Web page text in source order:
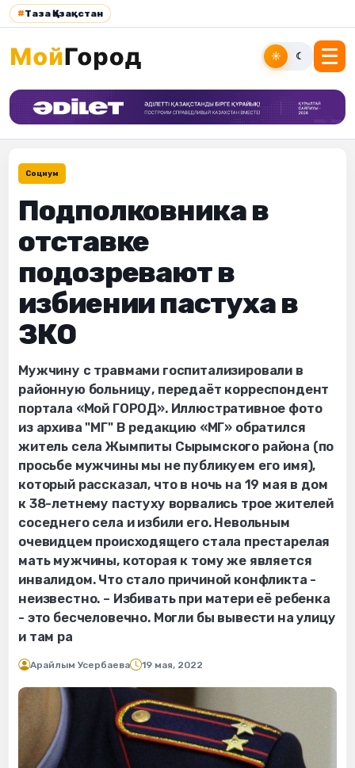
#Таза Қазақстан
☀ ☾
Социум
Подполковника в
отставке
подозревают в
избиении пастуха в
ЗКО
Мужчину с травмами госпитализировали в
районную больницу, передаёт корреспондент
портала «Мой ГОРОД». Иллюстративное фото
из архива "МГ" В редакцию «МГ» обратился
житель села Жымпиты Сырымского района (по
просьбе мужчины мы не публикуем его имя),
который рассказал, что в ночь на 19 мая в дом
к 38-летнему пастуху ворвались трое жителей
соседнего села и избили его. Невольным
очевидцем происходящего стала престарелая
мать мужчины, которая к тому же является
инвалидом. Что стало причиной конфликта -
неизвестно. – Избивать при матери её ребенка
- это бесчеловечно. Могли бы вывести на улицу
и там ра
Арайлым Усербаева 19 мая, 2022